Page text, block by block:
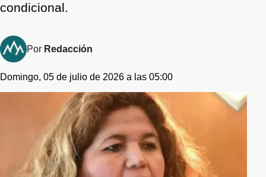
condicional.
Por Redacción
Domingo, 05 de julio de 2026 a las 05:00